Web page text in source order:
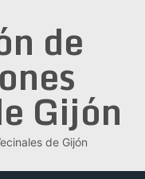
de
Gijón
de Gijón